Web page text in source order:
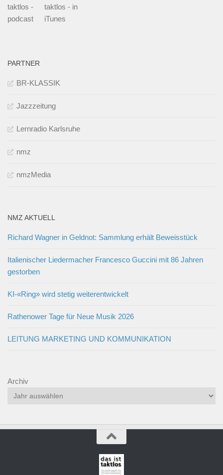
taktlos -
podcast
taktlos - in
iTunes
PARTNER
BR-KLASSIK
Jazzzeitung
Lernradio Karlsruhe
nmz
nmzMedia
NMZ AKTUELL
Richard Wagner in Geldnot: Sammlung erhält Beweisstück
Italienischer Liedermacher Francesco Guccini mit 86 Jahren
gestorben
KI-«Ring» wird stetig weiterentwickelt
Rathenower Tage für Neue Musik 2026
LEITUNG MARKETING UND KOMMUNIKATION
Archiv